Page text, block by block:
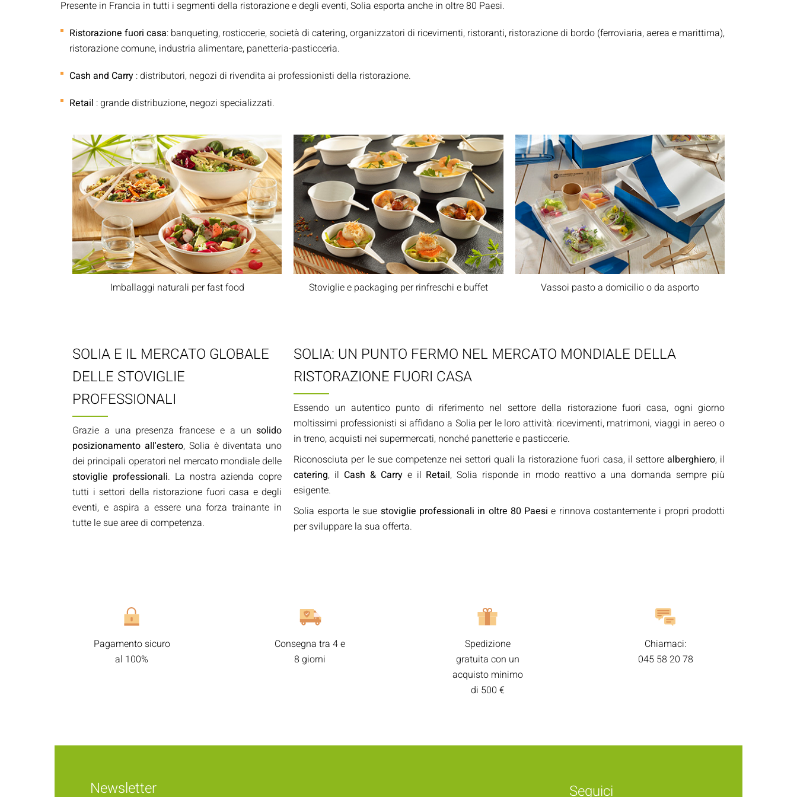
Flaconi E Bottiglie
Presente in Francia in tutti i segmenti della ristorazione e degli eventi, Solia esporta anche in oltre 80 Paesi.
Ristorazione fuori casa: banqueting, rosticcerie, società di catering, organizzatori di ricevimenti, ristoranti, ristorazione di bordo (ferroviaria, aerea e marittima),
ristorazione comune, industria alimentare, panetteria-pasticceria.
Cash and Carry :distributori, negozi di rivendita ai professionisti della ristorazione.
Retail :grande distribuzione, negozi specializzati.
Imballaggi naturali per fast food Stoviglie e packaging per rinfreschi e buffet Vassoi pasto a domicilio o da asporto
SOLIA E IL MERCATO GLOBALE
DELLE STOVIGLIE
PROFESSIONALI
Grazie a una presenza francese e a unsolido
posizionamento all'estero, Solia è diventata uno
dei principali operatori nel mercato mondiale delle
stoviglie professionali. La nostra azienda copre
tutti i settori della ristorazione fuori casa e degli
eventi, e aspira a essere una forza trainante in
tutte le sue aree di competenza.
SOLIA: UN PUNTO FERMO NEL MERCATO MONDIALE DELLA
RISTORAZIONE FUORI CASA
Essendo un autentico punto di riferimento nel settore della ristorazione fuori casa, ogni giorno
moltissimi professionisti si affidano a Solia per le loro attività: ricevimenti, matrimoni, viaggi in aereo o
in treno, acquisti nei supermercati, nonché panetterie e pasticcerie.
Riconosciuta per le sue competenze nei settori quali la ristorazione fuori casa, il settore alberghiero, il
catering, il Cash & Carrye il Retail, Solia risponde in modo reattivo a una domanda sempre più
esigente.
Solia esporta le sue stoviglie professionali in oltre 80 Paesi e rinnova costantemente i propri prodotti
per sviluppare la sua offerta.
Pagamento sicuro
al 100%
Consegna tra 4 e
8 giorni
Spedizione
gratuita con un
acquisto minimo
di 500 €
Chiamaci:
045 58 20 78
Newsletter Seguici